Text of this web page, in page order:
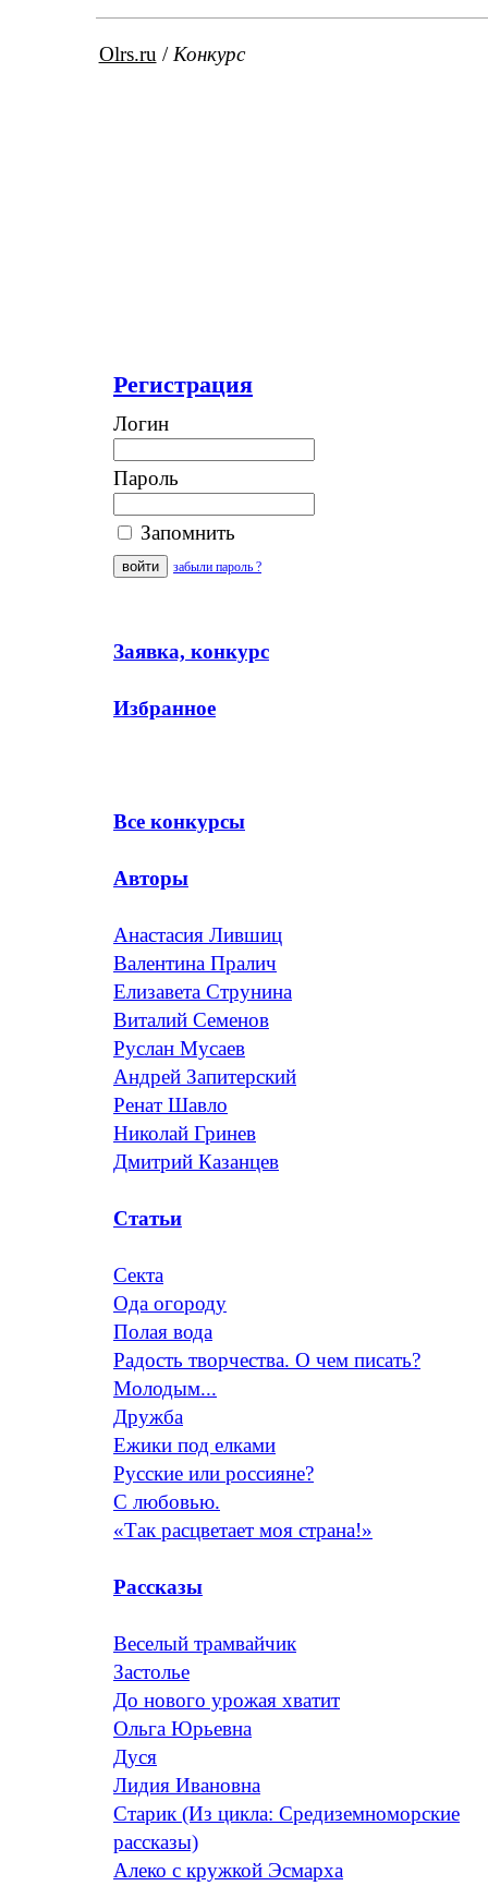
Olrs.ru / Конкурс
Регистрация
Логин
Пароль
Запомнить
забыли пароль ?
Заявка, конкурс
Избранное
Все конкурсы
Авторы
Анастасия Лившиц
Валентина Пралич
Елизавета Струнина
Виталий Семенов
Руслан Мусаев
Андрей Запитерский
Ренат Шавло
Николай Гринев
Дмитрий Казанцев
Статьи
Секта
Ода огороду
Полая вода
Радость творчества. О чем писать?
Молодым...
Дружба
Ежики под елками
Русские или россияне?
С любовью.
«Так расцветает моя страна!»
Рассказы
Веселый трамвайчик
Застолье
До нового урожая хватит
Ольга Юрьевна
Дуся
Лидия Ивановна
Старик (Из цикла: Средиземноморские
рассказы)
Алеко с кружкой Эсмарха